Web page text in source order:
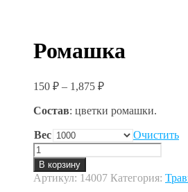
Ромашка
150 ₽ – 1,875 ₽
Состав: цветки ромашки.
Вес
Очистить
Количество
товара
Ромашка
В корзину
Артикул: 14007 Категория: